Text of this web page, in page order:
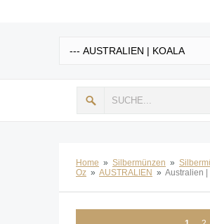
Home » Silbermünzen »
Oz » AUSTRALIEN » Australien |